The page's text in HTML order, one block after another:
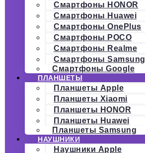
Смартфоны HONOR
Смартфоны Huawei
Смартфоны OnePlus
Смартфоны POCO
Смартфоны Realme
Смартфоны Samsung
Смартфоны Google
ПЛАНШЕТЫ
Планшеты Apple
Планшеты Xiaomi
Планшеты HONOR
Планшеты Huawei
Планшеты Samsung
НАУШНИКИ
Наушники Apple